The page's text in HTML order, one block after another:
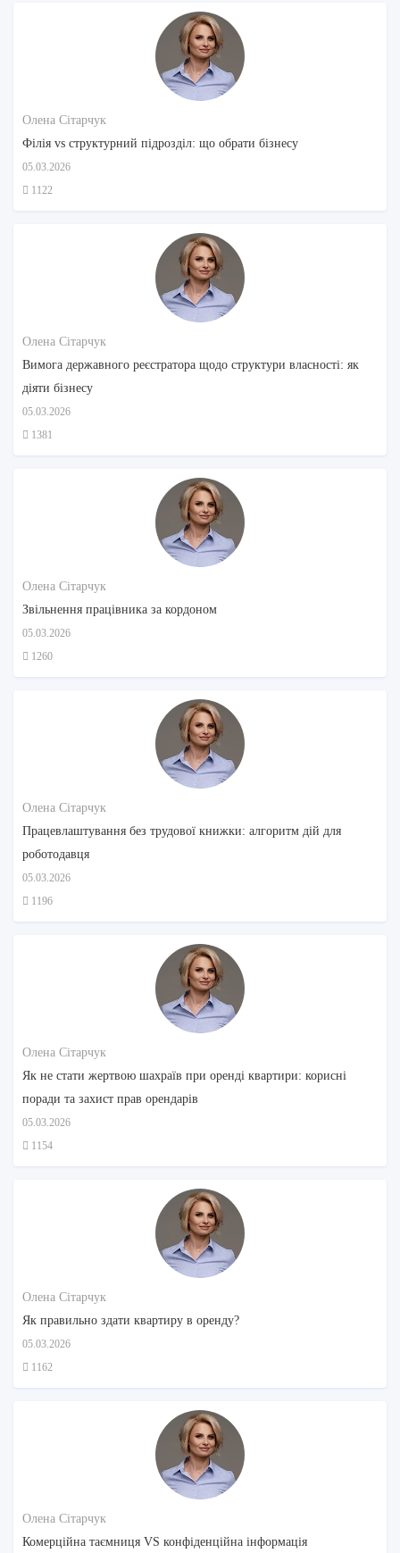
Олена Сітарчук
Філія vs структурний підрозділ: що обрати бізнесу
05.03.2026
1122
Олена Сітарчук
Вимога державного реєстратора щодо структури власності: як
діяти бізнесу
05.03.2026
1381
Олена Сітарчук
Звільнення працівника за кордоном
05.03.2026
1260
Олена Сітарчук
Працевлаштування без трудової книжки: алгоритм дій для
роботодавця
05.03.2026
1196
Олена Сітарчук
Як не стати жертвою шахраїв при оренді квартири: корисні
поради та захист прав орендарів
05.03.2026
1154
Олена Сітарчук
Як правильно здати квартиру в оренду?
05.03.2026
1162
Олена Сітарчук
Комерційна таємниця VS конфіденційна інформація